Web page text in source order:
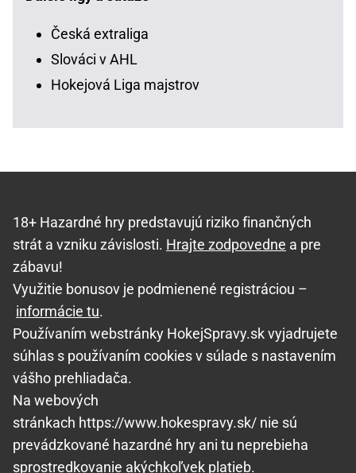
Česká extraliga
Slováci v AHL
Hokejová Liga majstrov
18+ Hazardné hry predstavujú riziko finančných
strát a vzniku závislosti. Hrajte zodpovedne a pre
zábavu!
Využitie bonusov je podmienené registráciou –
informácie tu.
Používaním webstránky HokejSpravy.sk vyjadrujete
súhlas s používaním cookies v súlade s nastavením
vášho prehliadača.
Na webových
stránkach https://www.hokespravy.sk/ nie sú
prevádzkované hazardné hry ani tu neprebieha
sprostredkovanie akýchkoľvek platieb.